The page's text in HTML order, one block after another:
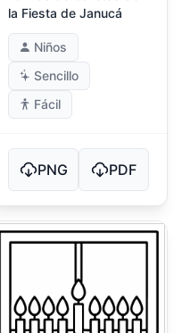
la Fiesta de Janucá
Niños
Sencillo
Fácil
PNG PDF